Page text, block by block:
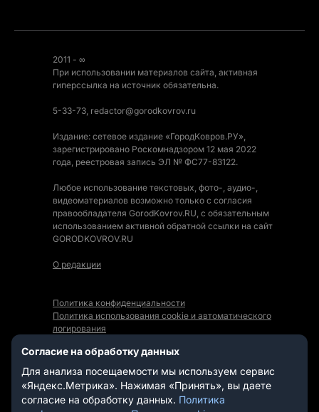
2011 - ∞
При использовании материалов сайта, активная
гиперссылка на источник обязательна.
5-33-73, redactor@gorodkovrov.ru
Издание: сетевое издание «ГородКовров.РУ»,
зарегистрировано Роскомнадзором 12 мая 2022
года, реестровая запись ЭЛ № ФС77-83122.
Любое использование текстовых, фото-, аудио-,
видеоматериалов возможно только с согласия
правообладателя GorodKovrov.RU, с обязательным
использованием активной обратной ссылки на сайт
GORODKOVROV.RU
О редакции
Политика конфиденциальности
Политика использования cookie и автоматического
логирования
Мы в социальных сетях:
Согласие на обработку данных
Для анализа посещаемости мы используем сервис
«Яндекс.Метрика». Нажимая «Принять», вы даете
согласие на обработку данных. Политика